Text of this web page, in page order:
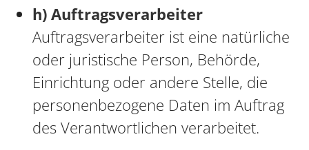
h) Auftragsverarbeiter
Auftragsverarbeiter ist eine natürliche
oder juristische Person, Behörde,
Einrichtung oder andere Stelle, die
personenbezogene Daten im Auftrag
des Verantwortlichen verarbeitet.